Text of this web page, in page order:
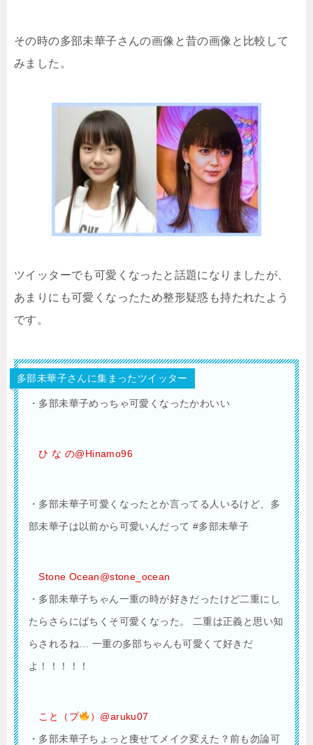
その時の多部未華子さんの画像と昔の画像と比較して
みました。
ツイッターでも可愛くなったと話題になりましたが、
あまりにも可愛くなったため整形疑惑も持たれたよう
です。
多部未華子さんに集まったツイッター
・多部未華子めっちゃ可愛くなったかわいい
ひ な の@Hinamo96
・多部未華子可愛くなったとか言ってる人いるけど、多
部未華子は以前から可愛いんだって #多部未華子
Stone Ocean@stone_ocean
・多部未華子ちゃん一重の時が好きだったけど二重にし
たらさらにばちくそ可愛くなった。 二重は正義と思い知
らされるね… 一重の多部ちゃんも可愛くて好きだ
よ！！！！！
こと（プ
）@aruku07
・多部未華子ちょっと痩せてメイク変えた？前も勿論可